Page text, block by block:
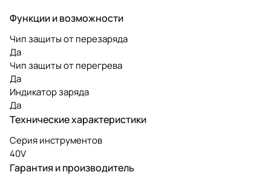
Функции и возможности
Чип защиты от перезаряда
Да
Чип защиты от перегрева
Да
Индикатор заряда
Да
Технические характеристики
Серия инструментов
40V
Гарантия и производитель